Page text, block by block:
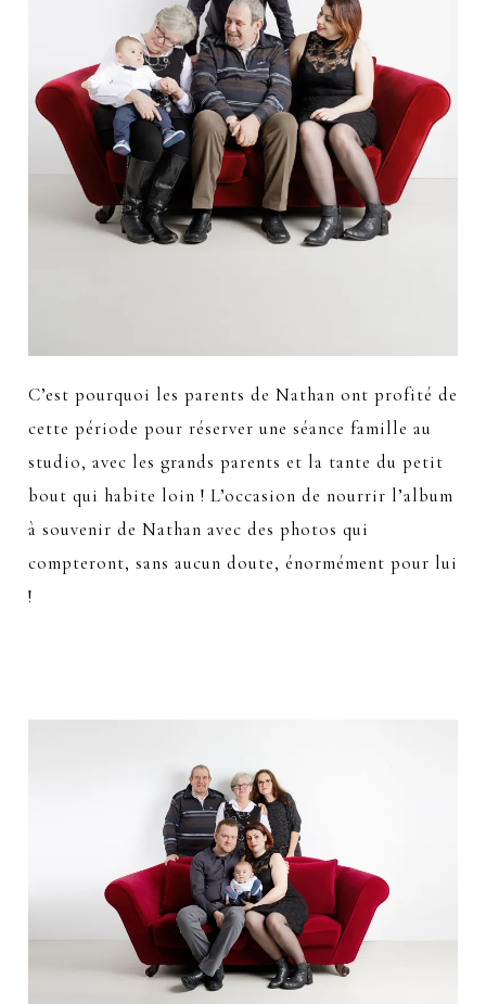
C’est pourquoi les parents de Nathan ont profité de
cette période pour réserver une séance famille au
studio, avec les grands parents et la tante du petit
bout qui habite loin ! L’occasion de nourrir l’album
à souvenir de Nathan avec des photos qui
compteront, sans aucun doute, énormément pour lui
!